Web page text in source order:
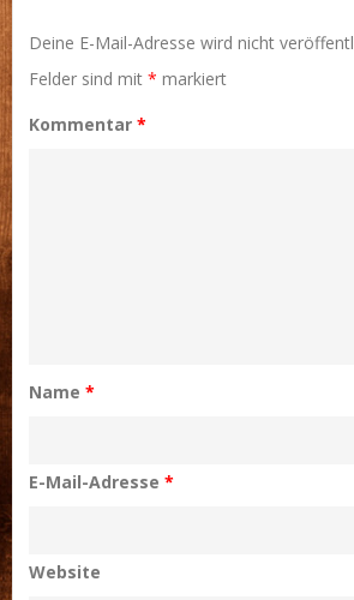
Deine E-Mail-Adresse wird nicht
Felder sind mit * markiert
Kommentar *
Name *
E-Mail-Adresse *
Website